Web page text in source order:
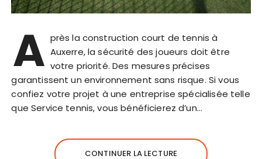
A près la construction court de tennis à
Auxerre, la sécurité des joueurs doit être
votre priorité. Des mesures précises
garantissent un environnement sans risque. Si vous
confiez votre projet à une entreprise spécialisée telle
que Service tennis, vous bénéficierez d’un…
CONTINUER LA LECTURE